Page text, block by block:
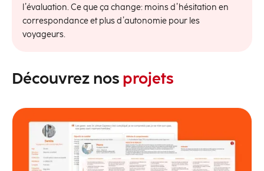
l’évaluation. Ce que ça change: moins d’hésitation en
correspondance et plus d’autonomie pour les
voyageurs.
Découvrez nos projets